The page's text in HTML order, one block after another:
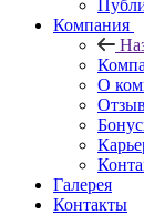
Компания
О
Галерея
Контакты